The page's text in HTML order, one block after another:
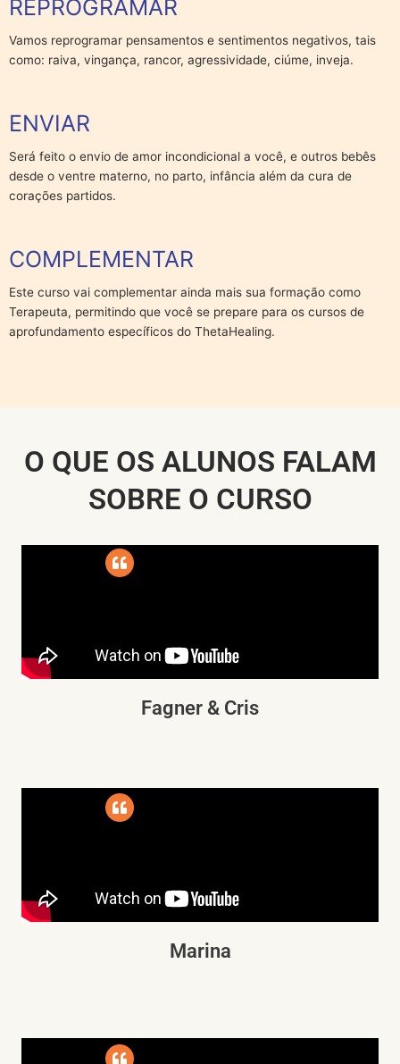
REPROGRAMAR
Vamos reprogramar pensamentos e sentimentos negativos, tais
como: raiva, vingança, rancor, agressividade, ciúme, inveja.
ENVIAR
Será feito o envio de amor incondicional a você, e outros bebês
desde o ventre materno, no parto, infância além da cura de
corações partidos.
COMPLEMENTAR
Este curso vai complementar ainda mais sua formação como
Terapeuta, permitindo que você se prepare para os cursos de
aprofundamento específicos do ThetaHealing.
O QUE OS ALUNOS FALAM
SOBRE O CURSO
Fagner & Cris​
Marina